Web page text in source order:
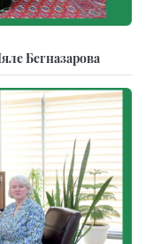
Бегназарова